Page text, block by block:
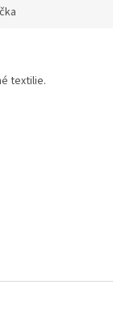
textilie.